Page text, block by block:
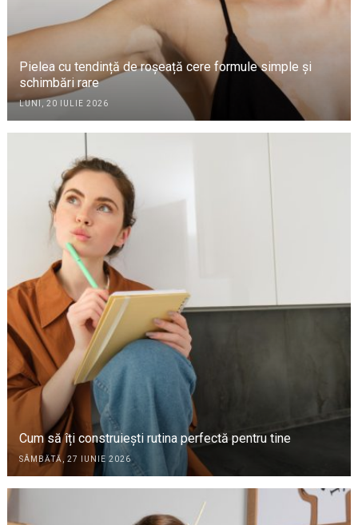
Pielea cu tendință de roșeață cere formule simple și
schimbări rare
LUNI, 20 IULIE 2026
Cum să îți construiești rutina perfectă pentru tine
SÂMBĂTĂ, 27 IUNIE 2026